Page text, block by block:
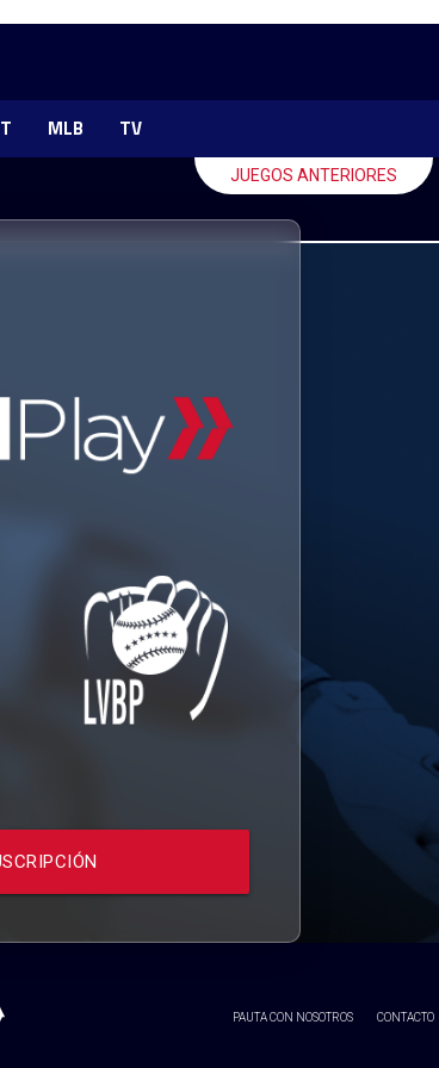
MLB TV
JUEGOS ANTERIORES
PAUTA CON NOSOTROS CONTACTO